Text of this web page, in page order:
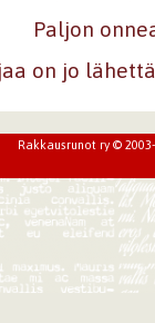
Paljon
on jo
Rakkausrunot ry ©